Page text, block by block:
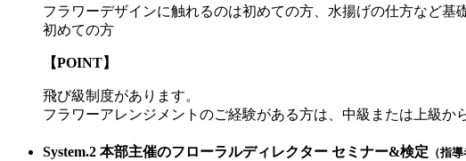
フラワーデザインに触れるのは初めての方、水揚げの仕方など基
初めての方
【POINT】
飛び級制度があります。
フラワーアレンジメントのご経験がある方は、中級または上級か
System.2 本部主催のフローラルディレクター セミナー&検定 （指